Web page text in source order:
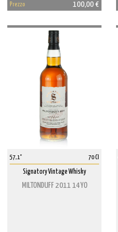
Prezzo 100,00 €
57,1° 70 Cl
Signatory Vintage Whisky
MILTONDUFF 2011 14YO